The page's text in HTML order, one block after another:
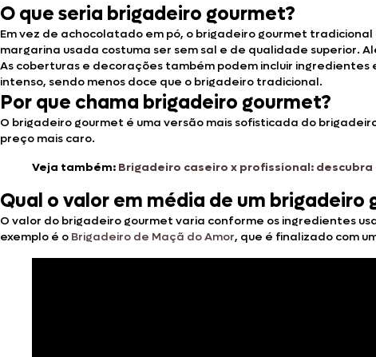
O que seria brigadeiro gourmet?
Em vez de achocolatado em pó, o brigadeiro gourmet
margarina usada costuma ser sem sal e de qualidade superior.
As coberturas e decorações também podem incluir ingredientes
intenso, sendo menos doce que o brigadeiro tradicional.
Por que chama brigadeiro gourmet?
O brigadeiro gourmet é uma versão mais sofisticada do
preço mais caro.
Veja também: Brigadeiro caseiro x profissional: descubra
Qual o valor em média de um brigadeiro
O valor do brigadeiro gourmet varia conforme os ingredientes
exemplo é o Brigadeiro de Maçã do Amor, que é finalizado com